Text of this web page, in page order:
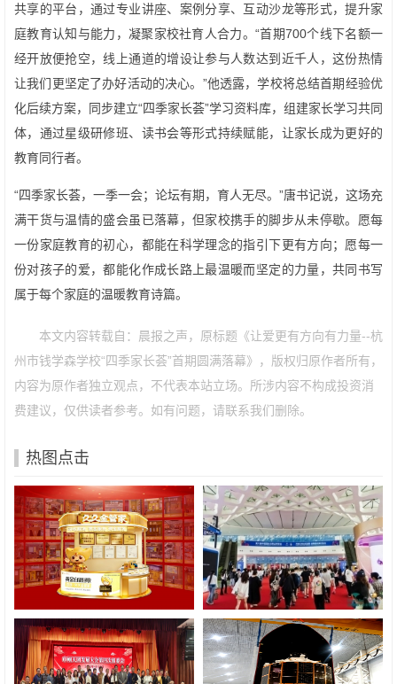
共享的平台，通过专业讲座、案例分享、互动沙龙等形式，提升家
庭教育认知与能力，凝聚家校社育人合力。“首期700个线下名额一
经开放便抢空，线上通道的增设让参与人数达到近千人，这份热情
让我们更坚定了办好活动的决心。”他透露，学校将总结首期经验优
化后续方案，同步建立“四季家长荟”学习资料库，组建家长学习共同
体，通过星级研修班、读书会等形式持续赋能，让家长成为更好的
教育同行者。
“四季家长荟，一季一会；论坛有期，育人无尽。”唐书记说，这场充
满干货与温情的盛会虽已落幕，但家校携手的脚步从未停歇。愿每
一份家庭教育的初心，都能在科学理念的指引下更有方向；愿每一
份对孩子的爱，都能化作成长路上最温暖而坚定的力量，共同书写
属于每个家庭的温暖教育诗篇。
本文内容转载自：晨报之声，原标题《让爱更有方向有力量--杭
州市钱学森学校“四季家长荟”首期圆满落幕》，版权归原作者所有，
内容为原作者独立观点，不代表本站立场。所涉内容不构成投资消
费建议，仅供读者参考。如有问题，请联系我们删除。
热图点击